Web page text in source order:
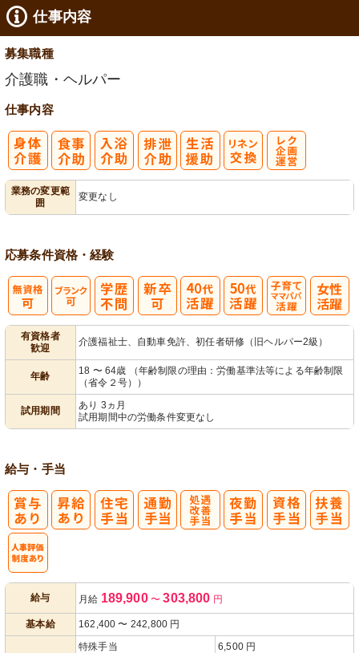
仕事内容
募集職種
介護職・ヘルパー
仕事内容
業務の変更範
囲
変更なし
応募条件資格・経験
有資格者
歓迎
介護福祉士、自動車免許、初任者研修（旧ヘルパー2級）
年齢
18 〜 64歳 （年齢制限の理由：労働基準法等による年齢制限
（省令２号））
試用期間
あり 3ヵ月
試用期間中の労働条件変更なし
給与・手当
給与 月給 189,900 〜 303,800 円
基本給 162,400 〜 242,800 円
特殊手当 6,500 円